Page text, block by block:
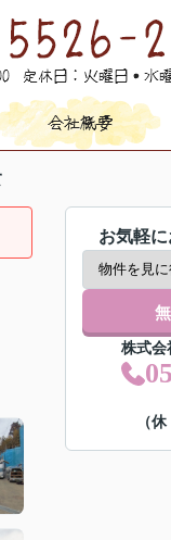
お気軽
株式会
（